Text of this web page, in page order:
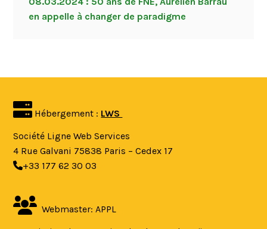
en appelle à changer de paradigme
Hébergement : LWS
Société Ligne Web Services
4 Rue Galvani 75838 Paris – Cedex 17
+33 177 62 30 03
Webmaster: APPL